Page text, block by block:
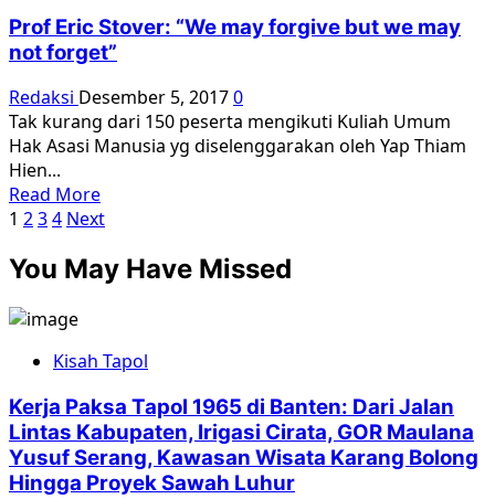
Rekonsiliasi
Prof Eric Stover: “We may forgive but we may
not forget”
Redaksi Desember 5, 20170
Tak kurang dari 150 peserta mengikuti Kuliah Umum
Hak Asasi Manusia yg diselenggarakan oleh Yap Thiam
Hien...
Read MoreRead
more
Prof
Eric
may
but
we
may
not
Paginasi
pos
1 234 Next
You May Have Missed
Kisah Tapol
Kerja Paksa Tapol 1965 di Banten: Dari Jalan
Lintas Kabupaten, Irigasi Cirata, GOR Maulana
Yusuf Serang, Kawasan Wisata Karang Bolong
Hingga Proyek Sawah Luhur